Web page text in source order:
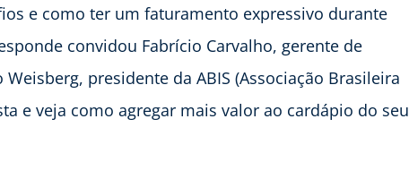
e como ter um faturamento expressivo durante
convidou Fabrício Carvalho, gerente de
presidente da ABIS (Associação Brasileira
e veja como agregar mais valor ao cardápio do seu